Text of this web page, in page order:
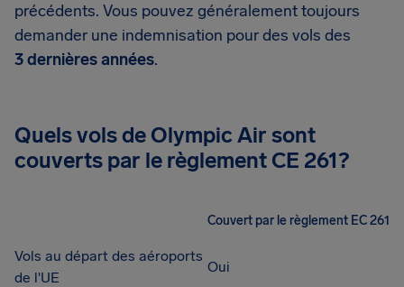
précédents. Vous pouvez généralement toujours
demander une indemnisation pour des vols des
3 dernières années.
Quels vols de Olympic Air sont
couverts par le règlement CE 261?
Couvert par le règlement EC 261
Vols au départ des aéroports
de l'UE
Oui